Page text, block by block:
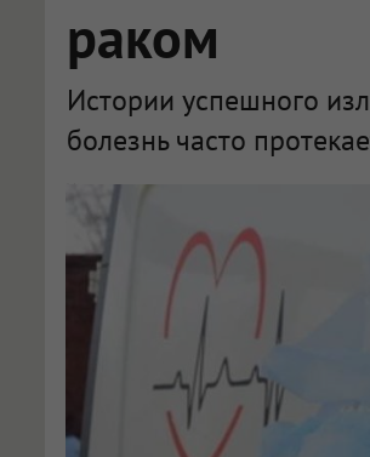
раком
Истории успешного
болезнь часто